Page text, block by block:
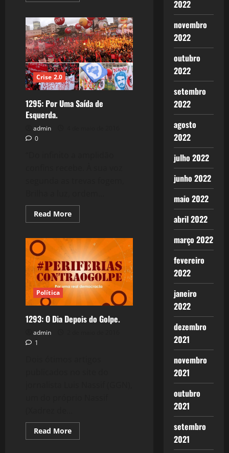
O
Fim
de
Um
Ciclo
Político.
Crise 2.0
1295: Por Uma Saída de
Esquerda.
admin
0
Read MoreRead
more
Por
Uma
Saída
de
Esquerda.
Política
1293: O Dia Depois do Golpe.
admin
1
Read MoreRead
more
2022
novembro
2022
outubro
2022
setembro
2022
agosto
2022
julho 2022
junho 2022
maio 2022
abril 2022
março 2022
fevereiro
2022
janeiro
2022
dezembro
2021
novembro
2021
outubro
2021
setembro
2021